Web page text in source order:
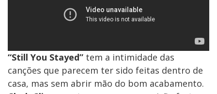
“Still You Stayed” tem a intimidade das
canções que parecem ter sido feitas dentro de
casa, mas sem abrir mão do bom acabamento.